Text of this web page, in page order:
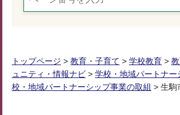
トップページ > 教育・子育て > 学校教育 >
ュニティ・情報ナビ > 学校・地域パートナー
校・地域パートナーシップ事業の取組 > 生駒